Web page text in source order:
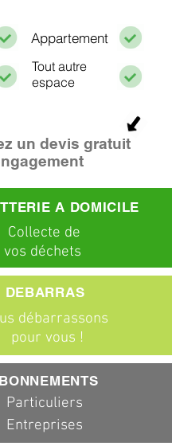
Appartement
Tout autre
espace
un devis gratuit
A DOMICILE
Collecte de
vos déchets
débarrassons
pour vous !
DEBARRAS
Particuliers
Entreprises